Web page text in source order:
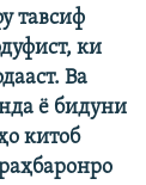
тавсиф
ки
Ва
ё бидуни
китоб